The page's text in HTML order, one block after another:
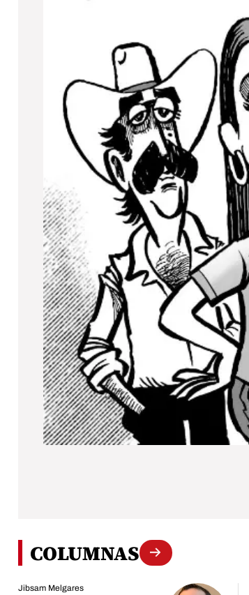
COLUMNAS
Jibsam Melgares